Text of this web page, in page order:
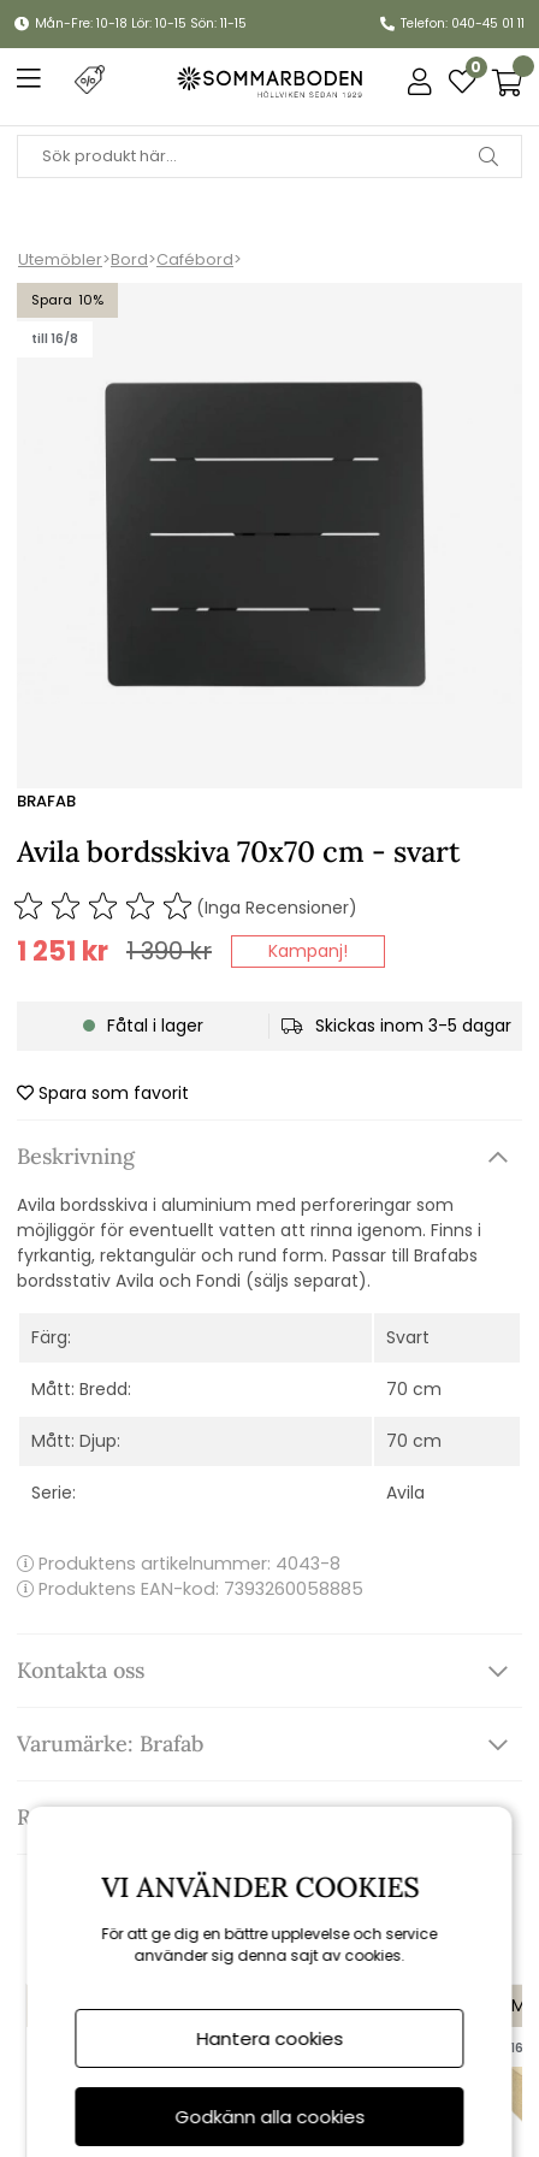
Mån-Fre: 10-18 Lör: 10-15 Sön: 11-15 Telefon: 040-45 01 11
0
Utemöbler>Bord>Cafébord>
10
till 16/8
Avila bordsskiva 70x70 cm - svart
BRAFAB
Avila bordsskiva 70x70 cm - svart
(Inga Recensioner)
1 390kr
1 251 kr Kampanj!
Fåtal i lager Skickas inom 3-5 dagar
Spara som favorit
Beskrivning
Avila bordsskiva i aluminium med perforeringar som
möjliggör för eventuellt vatten att rinna igenom. Finns i
fyrkantig, rektangulär och rund form. Passar till Brafabs
bordsstativ Avila och Fondi (säljs separat).
Färg: Svart
Mått: Bredd: 70 cm
Mått: Djup: 70 cm
Serie: Avila
Produktens artikelnummer: 4043-8
Produktens EAN-kod: 7393260058885
Kontakta oss
Varumärke: Brafab
Recensioner
KAMPANJ KAMPANJ
till 16/8 till 16/8
VI ANVÄNDER COOKIES
För att ge dig en bättre upplevelse och service
använder sig denna sajt av cookies.
Hantera cookies
Godkänn alla cookies